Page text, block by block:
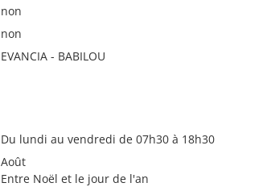
non
non
EVANCIA - BABILOU
Du lundi au vendredi de 07h30 à 18h30
Août
Entre Noël et le jour de l'an